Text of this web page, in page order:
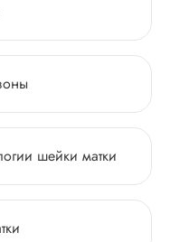
шейки матки